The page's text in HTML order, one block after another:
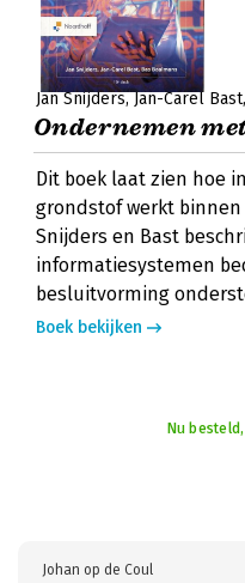
Jan Snijders Jan-Carel Bast
Ondernemen
Dit boek laat zien hoe
grondstof werkt
Snijders en Bast
informatiesystemen
besluitvorming
Boek bekijken
Nu
Johan op de Coul